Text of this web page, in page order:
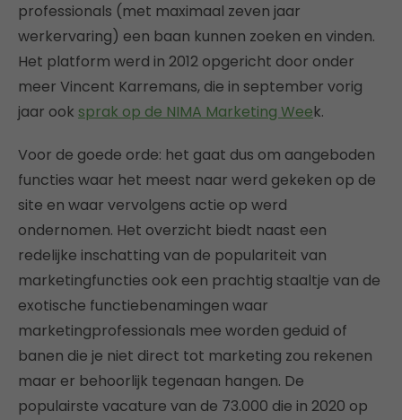
professionals (met maximaal zeven jaar
werkervaring) een baan kunnen zoeken en vinden.
Het platform werd in 2012 opgericht door onder
meer Vincent Karremans, die in september vorig
jaar ook sprak op de NIMA Marketing Week.
Voor de goede orde: het gaat dus om aangeboden
functies waar het meest naar werd gekeken op de
site en waar vervolgens actie op werd
ondernomen. Het overzicht biedt naast een
redelijke inschatting van de populariteit van
marketingfuncties ook een prachtig staaltje van de
exotische functiebenamingen waar
marketingprofessionals mee worden geduid of
banen die je niet direct tot marketing zou rekenen
maar er behoorlijk tegenaan hangen. De
populairste vacature van de 73.000 die in 2020 op